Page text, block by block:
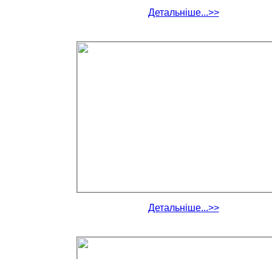
Детальніше...>>
Детальніше...>>